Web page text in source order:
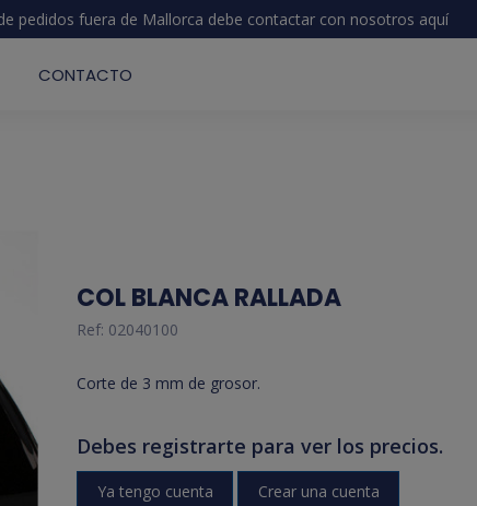
pedidos fuera de Mallorca debe contactar con nosotros aquí
CONTACTO
COL BLANCA RALLADA
Ref: 02040100
Corte de 3 mm de grosor.
Debes registrarte para ver los precios.
Ya tengo cuenta Crear una cuenta